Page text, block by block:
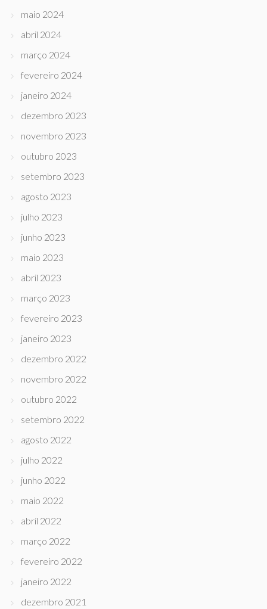
maio 2024
abril 2024
março 2024
fevereiro 2024
janeiro 2024
dezembro 2023
novembro 2023
outubro 2023
setembro 2023
agosto 2023
julho 2023
junho 2023
maio 2023
abril 2023
março 2023
fevereiro 2023
janeiro 2023
dezembro 2022
novembro 2022
outubro 2022
setembro 2022
agosto 2022
julho 2022
junho 2022
maio 2022
abril 2022
março 2022
fevereiro 2022
janeiro 2022
dezembro 2021